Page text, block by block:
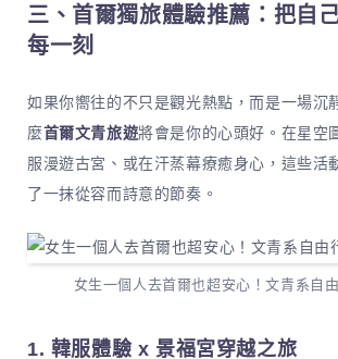
三、首爾獨旅體驗推薦：把自
每一刻
如果你嚮往的不只是觀光熱點，而是一場沉
麼首爾文青旅遊將會是你的心頭好。在星空
服漫遊古宮、或在汗蒸幕療癒身心，這些活
了一抹從容而詩意的節奏。
女生一個人去首爾也超安心！文青系自
1. 韓服體驗 x 景福宮穿越之旅